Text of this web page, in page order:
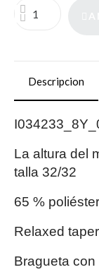
Descripcion
La altura del
talla 32/32
65 %
Relaxed
Bragueta